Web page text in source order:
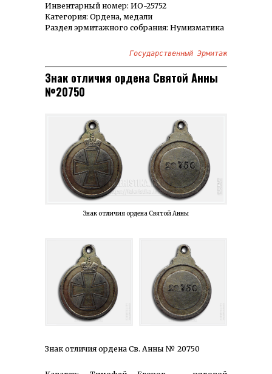
Инвентарный номер: ИО-25752
Категория: Ордена, медали
Раздел эрмитажного собрания: Нумизматика
Государственный Эрмитаж
Знак отличия ордена Святой Анны
№20750
Знак отличия ордена Святой Анны
Знак отличия ордена Св. Анны № 20750